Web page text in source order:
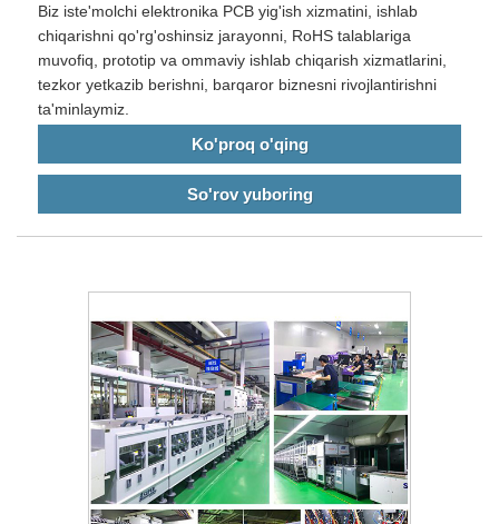
Biz iste'molchi elektronika PCB yig'ish xizmatini, ishlab
chiqarishni qo'rg'oshinsiz jarayonni, RoHS talablariga
muvofiq, prototip va ommaviy ishlab chiqarish xizmatlarini,
tezkor yetkazib berishni, barqaror biznesni rivojlantirishni
ta'minlaymiz.
Ko'proq o'qing
So'rov yuboring